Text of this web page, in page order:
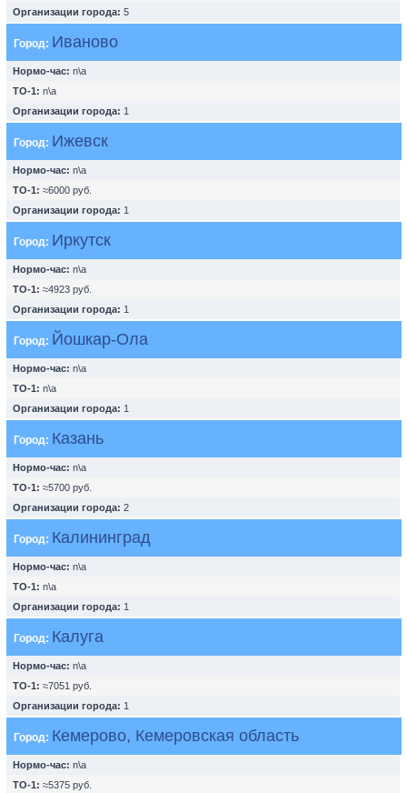
Организации города: 5
Город: Иваново
Нормо-час: n\a
ТО-1: n\a
Организации города: 1
Город: Ижевск
Нормо-час: n\a
ТО-1: ≈6000 руб.
Организации города: 1
Город: Иркутск
Нормо-час: n\a
ТО-1: ≈4923 руб.
Организации города: 1
Город: Йошкар-Ола
Нормо-час: n\a
ТО-1: n\a
Организации города: 1
Город: Казань
Нормо-час: n\a
ТО-1: ≈5700 руб.
Организации города: 2
Город: Калининград
Нормо-час: n\a
ТО-1: n\a
Организации города: 1
Город: Калуга
Нормо-час: n\a
ТО-1: ≈7051 руб.
Организации города: 1
Город: Кемерово, Кемеровская область
Нормо-час: n\a
ТО-1: ≈5375 руб.